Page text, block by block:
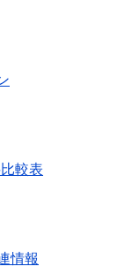
較表
情報